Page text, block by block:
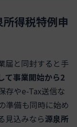
得税特例申
届と同封すると手
て事業開始から2
存やe-Tax送信な
準備も同時に始め
見込みなら源泉所